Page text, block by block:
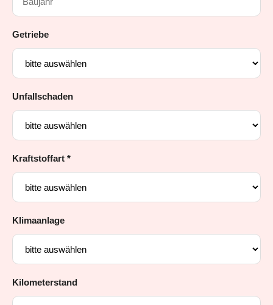
Getriebe
Unfallschaden
Kraftstoffart *
Klimaanlage
Kilometerstand